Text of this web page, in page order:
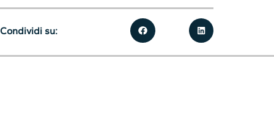
Condividi su: